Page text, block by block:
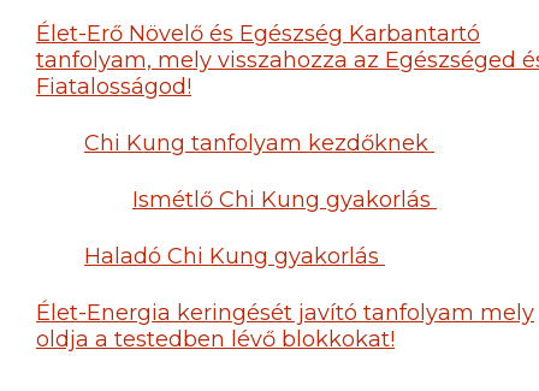
Élet-Erő Növelő és Egészség Karbantartó
tanfolyam, mely visszahozza az Egészséged
Fiatalosságod!
Chi Kung tanfolyam kezdőknek
Ismétlő Chi Kung gyakorlás
Haladó Chi Kung gyakorlás
Élet-Energia keringését javító tanfolyam mely
oldja a testedben lévő blokkokat!